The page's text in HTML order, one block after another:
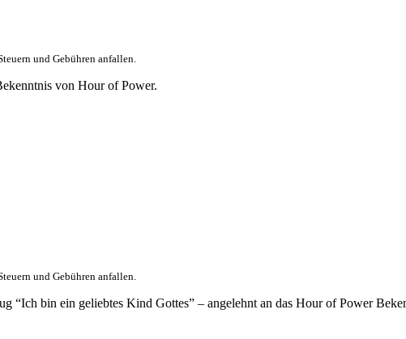
und Gebühren anfallen.
von Hour of Power.
und Gebühren anfallen.
“Ich bin ein geliebtes Kind Gottes” – angelehnt an das Hour of Power